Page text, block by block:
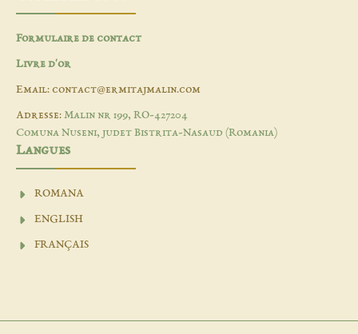
Formulaire de contact
Livre d'or
Email: contact@ermitajmalin.com
Adresse: Malin nr 199, RO-427204
Comuna Nuseni, judet Bistrita-Nasaud (Romania)
Langues
ROMANA
ENGLISH
FRANÇAIS